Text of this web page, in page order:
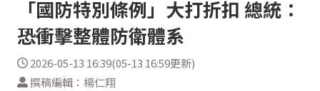
「國防特別條例」大打折扣 總統：
恐衝擊整體防衛體系
2026-05-13 16:39(05-13 16:59更新)
撰稿編輯：楊仁翔